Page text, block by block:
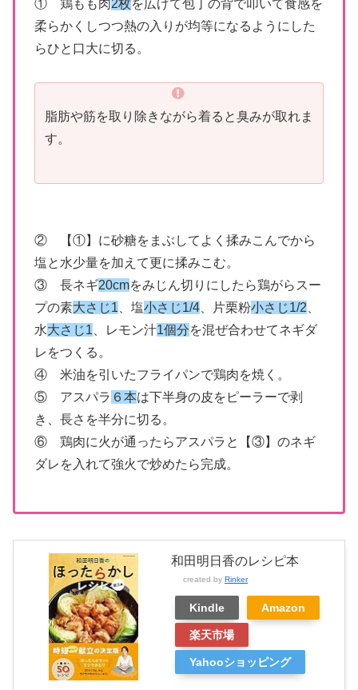
① 鶏もも肉2枚を広げて包丁の背で叩いて食感を
柔らかくしつつ熱の入りが均等になるようにした
らひと口大に切る。
脂肪や筋を取り除きながら着ると臭みが取れま
す。
② 【①】に砂糖をまぶしてよく揉みこんでから
塩と水少量を加えて更に揉みこむ。
③ 長ネギ20cmをみじん切りにしたら鶏がらスー
プの素大さじ1 、塩小さじ1/4 、片栗粉小さじ1/2
水大さじ1 、レモン汁1個分を混ぜ合わせてネギダ
レをつくる。
④ 米油を引いたフライパンで鶏肉を焼く。
⑤ アスパラ ６本は下半身の皮をピーラーで剥
き、長さを半分に切る。
⑥ 鶏肉に火が通ったらアスパラと【③】のネギ
ダレを入れて強火で炒めたら完成。
和田明日香のレシピ本
created by Rinker
Kindle Amazon
楽天市場
Yahooショッピング